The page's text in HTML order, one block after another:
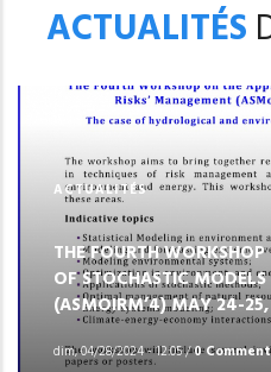
ACTUALITÉS
ACTUALITÉS
THE FOURTH
OF STOCHASTIC
(ASMOIRM’4) MAY 24-
dim, 04/28/2024 - 12:05/0